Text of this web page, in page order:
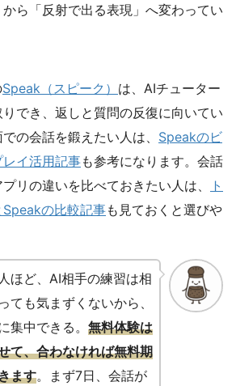
ら「反射で出る表現」へ変わってい
Speak（スピーク） は、AIチューター
でき、返しと質問の反復に向いてい
の会話を鍛えたい人は、 Speakのビ
イ活用記事も参考になります。会話
リの違いを比べておきたい人は、
ト
の比較記事も見ておくと選びや
ほど、AI相手の練習は相
ても気まずくないから、
集中できる。 無料体験は
て、合わなければ無料期
ます。まず7日、会話が